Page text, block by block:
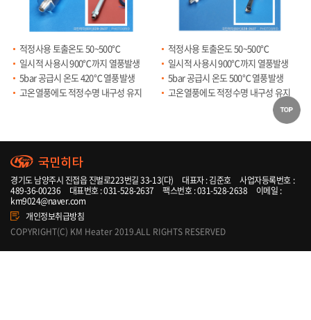
적정사용 토출온도 50~500℃
일시적 사용시 900℃까지 열풍발생
5bar 공급시 온도 420℃ 열풍발생
고온열풍에도 적정수명 내구성 유지
적정사용 토출온도 50~500℃
일시적 사용시 900℃까지 열풍발생
5bar 공급시 온도 500℃ 열풍발생
고온열풍에도 적정수명 내구성 유지
경기도 남양주시 진접읍 진벌로223번길 33-13(다) 대표자 : 김준호
사업자등록번호 :
489-36-00236
대표번호 : 031-528-2637 팩스번호 : 031-528-2638
이메일 :
km9024@naver.com
개인정보취급방침
COPYRIGHT(C) KM Heater 2019.ALL RIGHTS RESERVED